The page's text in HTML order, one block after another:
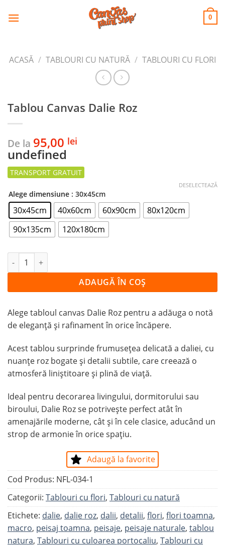
CANVAS
PRINT SHOP 0
ACASĂ / TABLOURI CU NATURĂ / TABLOURI CU FLORI
Tablou Canvas Dalie Roz
De la 95,00 lei
undefined
Alege dimensiune : 30x45cm
30x45cm 40x60cm 60x90cm
80x120cm
90x135cm
120x180cm
DESELECTEAZĂ
Cantitate Tablou Canvas Dalie Roz
ADAUGĂ ÎN COȘ
Alege tabloul canvas Dalie Roz pentru a adăuga o notă
de eleganță și rafinament în orice încăpere.
Acest tablou surprinde frumusețea delicată a daliei, cu
nuanțe roz bogate și detalii subtile, care creează o
atmosferă liniștitoare și plină de viață.
Ideal pentru decorarea livingului, dormitorului sau
biroului, Dalie Roz se potrivește perfect atât în
amenajările moderne, cât și în cele clasice, aducând un
strop de armonie în orice spațiu.
Adaugă la favorite
Cod Produs: NFL-034-1
Categorii: Tablouri cu flori, Tablouri cu natură
Etichete: dalie, dalie roz, dalii, detalii, flori, flori toamna,
macro, peisaj toamna, peisaje, peisaje naturale, tablou
natura, Tablouri cu culoarea portocaliu, Tablouri cu